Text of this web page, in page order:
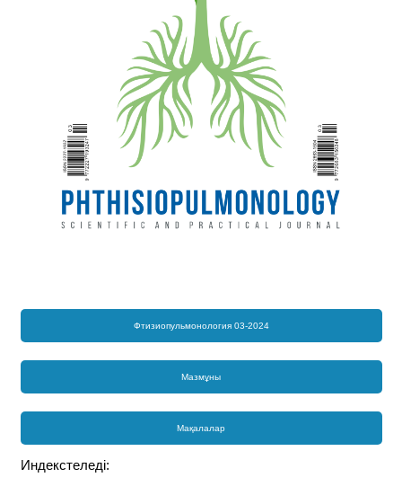
Фтизиопульмонология 03-2024
Мазмұны
Мақалалар
Индекстеледі: